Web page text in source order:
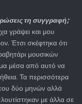
τη συγγραφή;
γράψει και μου
Έτσι σκέφτηκα ότι
μουσικών
μέσα από αυτό να
Τα περισσότερα
δύο μηνών αλλά
με άλλα σε